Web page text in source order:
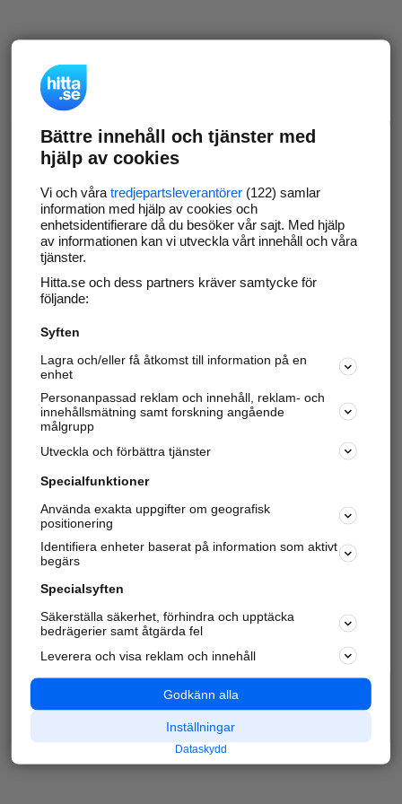
Bättre innehåll och tjänster med
hjälp av cookies
Vi och våra tredjepartsleverantörer(122) samlar
information med hjälp av cookies och
enhetsidentifierare då du besöker vår sajt. Med hjälp
av informationen kan vi utveckla vårt innehåll och våra
tjänster.
Hitta.se och dess partners kräver samtycke för
följande:
Syften
Lagra och/eller få åtkomst till information på en
enhet
Personanpassad reklam och innehåll, reklam- och
innehållsmätning samt forskning angående
målgrupp
Utveckla och förbättra tjänster
Specialfunktioner
Använda exakta uppgifter om geografisk
positionering
Identifiera enheter baserat på information som aktivt
begärs
Specialsyften
Säkerställa säkerhet, förhindra och upptäcka
bedrägerier samt åtgärda fel
Leverera och visa reklam och innehåll
Godkänn alla
Inställningar
Dataskydd